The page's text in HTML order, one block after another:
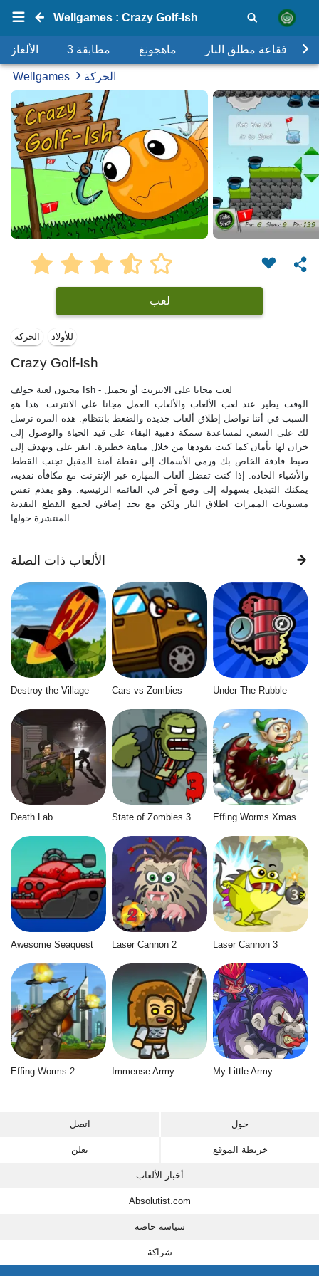
Wellgames : Crazy Golf-Ish
الألغاز مطابقة 3 ماهجونغ فقاعة مطلق النار
Wellgames الحركة
لعب
الحركة للأولاد
Crazy Golf-Ish
مجنون لعبة جولف Ish - لعب مجانا على الانترنت أو تحميل
الوقت يطير عند لعب الألعاب والألعاب العمل مجانا على الانترنت. هذا هو
السبب في أننا نواصل إطلاق ألعاب جديدة والضغط بانتظام. هذه المرة نرسل
لك على السعي لمساعدة سمكة ذهبية البقاء على قيد الحياة والوصول إلى
خزان لها بأمان كما كنت تقودها من خلال متاهة خطيرة. انقر على وتهدف إلى
ضبط قاذفة الخاص بك ورمي الأسماك إلى نقطة آمنة المقبل تجنب القطط
والأشياء الحادة. إذا كنت تفضل ألعاب المهارة عبر الإنترنت مع مكافأة نقدية،
يمكنك التبديل بسهولة إلى وضع آخر في القائمة الرئيسية. وهو يقدم نفس
مستويات الممرات اطلاق النار ولكن مع تحد إضافي لجمع القطع النقدية
الألعاب ذات الصلة
Destroy the Village Cars vs Zombies Under The Rubble
Death Lab State of Zombies 3 Effing Worms Xmas
Awesome Seaquest Laser Cannon 2 Laser Cannon 3
Effing Worms 2 Immense Army My Little Army
اتصل حول
يعلن خريطة الموقع
أخبار الألعاب
Absolutist.com
سياسة خاصة
شراكة